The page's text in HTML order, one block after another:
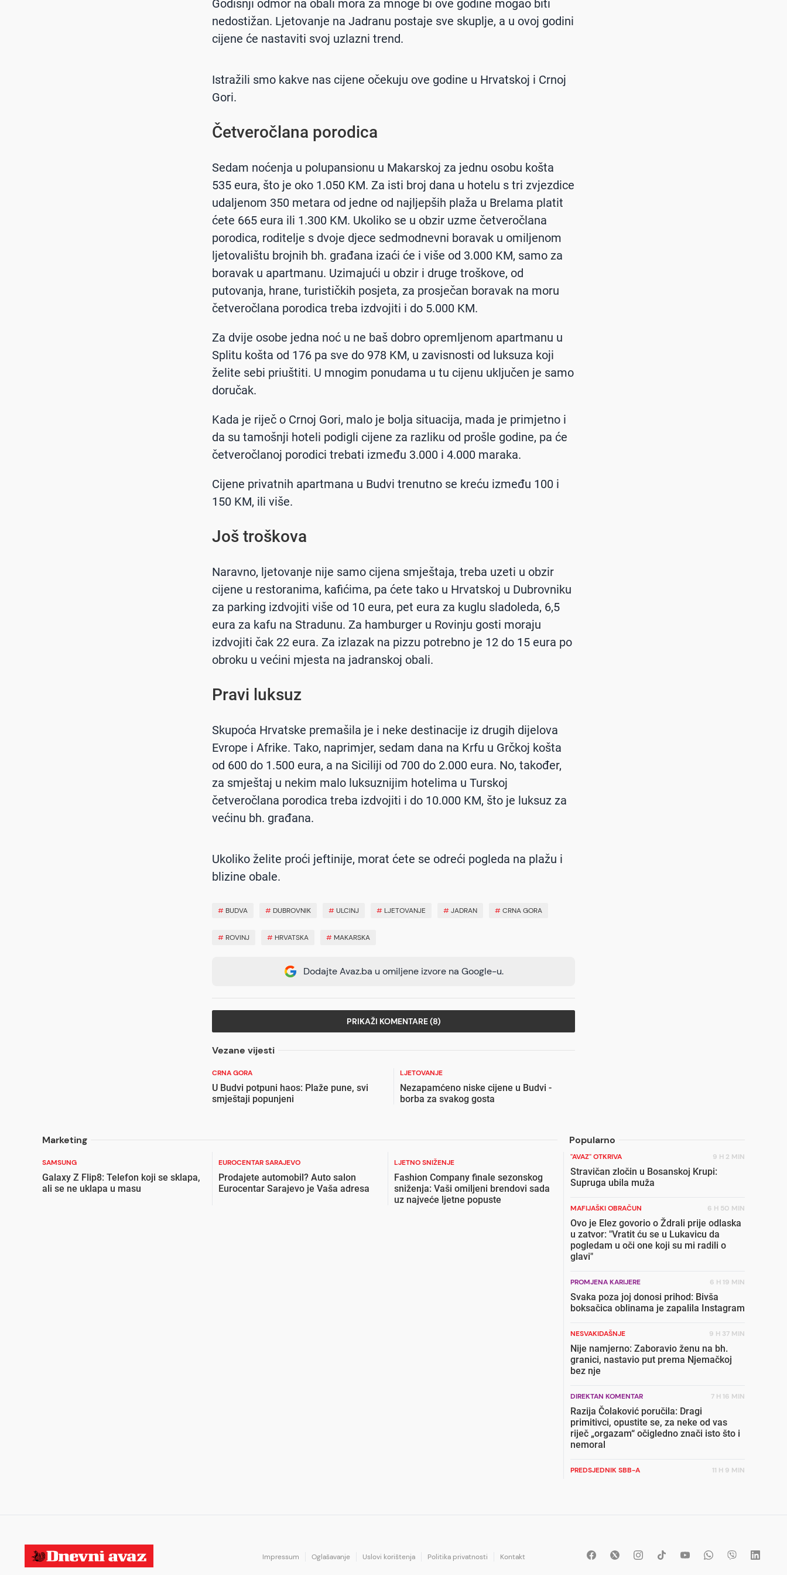
Godišnji odmor na obali mora za mnoge bi ove godine mogao biti
nedostižan. Ljetovanje na Jadranu postaje sve skuplje, a u ovoj godini
cijene će nastaviti svoj uzlazni trend.
Istražili smo kakve nas cijene očekuju ove godine u Hrvatskoj i Crnoj
Gori.
Četveročlana porodica
Sedam noćenja u polupansionu u Makarskoj za jednu osobu košta
535 eura, što je oko 1.050 KM. Za isti broj dana u hotelu s tri zvjezdice
udaljenom 350 metara od jedne od najljepših plaža u Brelama platit
ćete 665 eura ili 1.300 KM. Ukoliko se u obzir uzme četveročlana
porodica, roditelje s dvoje djece sedmodnevni boravak u omiljenom
ljetovalištu brojnih bh. građana izaći će i više od 3.000 KM, samo za
boravak u apartmanu. Uzimajući u obzir i druge troškove, od
putovanja, hrane, turističkih posjeta, za prosječan boravak na moru
četveročlana porodica treba izdvojiti i do 5.000 KM.
Za dvije osobe jedna noć u ne baš dobro opremljenom apartmanu u
Splitu košta od 176 pa sve do 978 KM, u zavisnosti od luksuza koji
želite sebi priuštiti. U mnogim ponudama u tu cijenu uključen je samo
doručak.
Kada je riječ o Crnoj Gori, malo je bolja situacija, mada je primjetno i
da su tamošnji hoteli podigli cijene za razliku od prošle godine, pa će
četveročlanoj porodici trebati između 3.000 i 4.000 maraka.
Cijene privatnih apartmana u Budvi trenutno se kreću između 100 i
150 KM, ili više.
Još troškova
Naravno, ljetovanje nije samo cijena smještaja, treba uzeti u obzir
cijene u restoranima, kafićima, pa ćete tako u Hrvatskoj u Dubrovniku
za parking izdvojiti više od 10 eura, pet eura za kuglu sladoleda, 6,5
eura za kafu na Stradunu. Za hamburger u Rovinju gosti moraju
izdvojiti čak 22 eura. Za izlazak na pizzu potrebno je 12 do 15 eura po
obroku u većini mjesta na jadranskoj obali.
Pravi luksuz
Skupoća Hrvatske premašila je i neke destinacije iz drugih dijelova
Evrope i Afrike. Tako, naprimjer, sedam dana na Krfu u Grčkoj košta
od 600 do 1.500 eura, a na Siciliji od 700 do 2.000 eura. No, također,
za smještaj u nekim malo luksuznijim hotelima u Turskoj
četveročlana porodica treba izdvojiti i do 10.000 KM, što je luksuz za
većinu bh. građana.
Ukoliko želite proći jeftinije, morat ćete se odreći pogleda na plažu i
blizine obale.
# BUDVA # DUBROVNIK #ULCINJ # LJETOVANJE #JADRAN #CRNA GORA
# ROVINJ # HRVATSKA # MAKARSKA
Dodajte Avaz.ba u omiljene izvore na Google-u.
PRIKAŽI KOMENTARE (8)
Vezane vijesti
CRNA GORA
U Budvi potpuni haos: Plaže pune, svi
smještaji popunjeni
LJETOVANJE
Nezapamćeno niske cijene u Budvi -
borba za svakog gosta
Marketing Popularno
SAMSUNG
Galaxy Z Flip8: Telefon koji se sklapa,
ali se ne uklapa u masu
EUROCENTAR SARAJEVO
Prodajete automobil? Auto salon
Eurocentar Sarajevo je Vaša adresa
LJETNO SNIŽENJE
Fashion Company finale sezonskog
sniženja: Vaši omiljeni brendovi sada
uz najveće ljetne popuste
"AVAZ" OTKRIVA 9 H 2 MIN
Stravičan zločin u Bosanskoj Krupi:
Supruga ubila muža
MAFIJAŠKI OBRAČUN 6 H 50 MIN
Ovo je Elez govorio o Ždrali prije odlaska
u zatvor: "Vratit ću se u Lukavicu da
pogledam u oči one koji su mi radili o
glavi"
PROMJENA KARIJERE 6 H 19 MIN
Svaka poza joj donosi prihod: Bivša
boksačica oblinama je zapalila Instagram
NESVAKIDAŠNJE 9 H 37 MIN
Nije namjerno: Zaboravio ženu na bh.
granici, nastavio put prema Njemačkoj
bez nje
DIREKTAN KOMENTAR 7 H 16 MIN
Razija Čolaković poručila: Dragi
primitivci, opustite se, za neke od vas
riječ „orgazam“ očigledno znači isto što i
nemoral
PREDSJEDNIK SBB-A 11 H 9 MIN
BiH: Jedan od najvećih gradova nije na
Impressum Oglašavanje Uslovi korištenja Politika privatnosti Kontakt